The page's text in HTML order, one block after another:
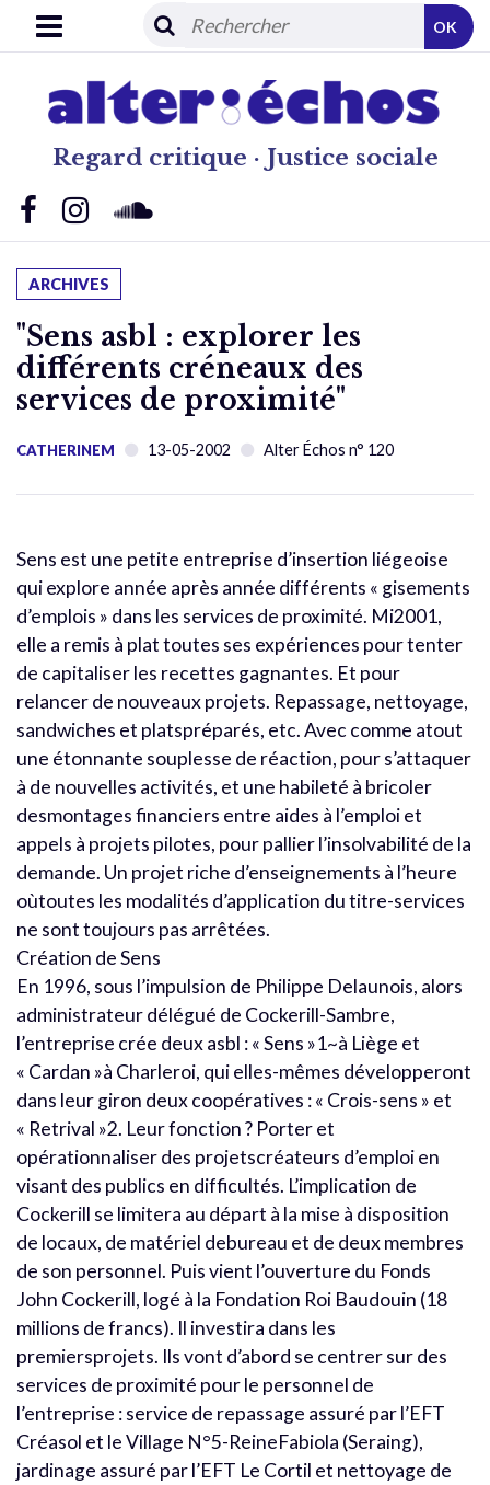
Regard critique · Justice sociale
OK
ARCHIVES
"Sens asbl : explorer les
différents créneaux des
services de proximité"
CATHERINEM 13-05-2002 Alter Échos n° 120
Sens est une petite entreprise d’insertion liégeoise
qui explore année après année différents « gisements
d’emplois » dans les services de proximité. Mi2001,
elle a remis à plat toutes ses expériences pour tenter
de capitaliser les recettes gagnantes. Et pour
relancer de nouveaux projets. Repassage, nettoyage,
sandwiches et platspréparés, etc. Avec comme atout
une étonnante souplesse de réaction, pour s’attaquer
à de nouvelles activités, et une habileté à bricoler
desmontages financiers entre aides à l’emploi et
appels à projets pilotes, pour pallier l’insolvabilité de la
demande. Un projet riche d’enseignements à l’heure
oùtoutes les modalités d’application du titre-services
ne sont toujours pas arrêtées.
Création de Sens
En 1996, sous l’impulsion de Philippe Delaunois, alors
administrateur délégué de Cockerill-Sambre,
l’entreprise crée deux asbl : « Sens »1~à Liège et
« Cardan »à Charleroi, qui elles-mêmes développeront
dans leur giron deux coopératives : « Crois-sens » et
« Retrival »2. Leur fonction ? Porter et
opérationnaliser des projetscréateurs d’emploi en
visant des publics en difficultés. L’implication de
Cockerill se limitera au départ à la mise à disposition
de locaux, de matériel debureau et de deux membres
de son personnel. Puis vient l’ouverture du Fonds
John Cockerill, logé à la Fondation Roi Baudouin (18
millions de francs). Il investira dans les
premiersprojets. Ils vont d’abord se centrer sur des
services de proximité pour le personnel de
l’entreprise : service de repassage assuré par l’EFT
Créasol et le Village N°5-ReineFabiola (Seraing),
jardinage assuré par l’EFT Le Cortil et nettoyage de